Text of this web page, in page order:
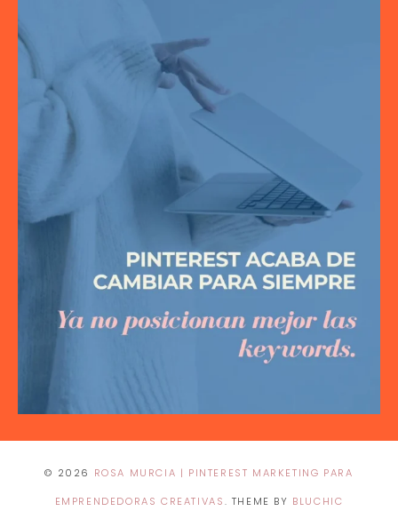
© 2026 ROSA MURCIA | PINTEREST MARKETING PARA
EMPRENDEDORAS CREATIVAS. THEME BY BLUCHIC